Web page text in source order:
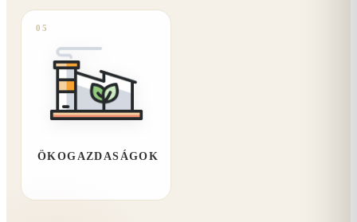
05
ÖKOGAZDASÁGOK